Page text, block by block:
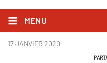
MENU
Débat
17 JANVIER 2020